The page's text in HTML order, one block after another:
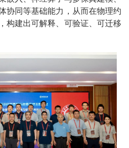
协同等基础能力，从而在物理约
构建出可解释、可验证、可迁移